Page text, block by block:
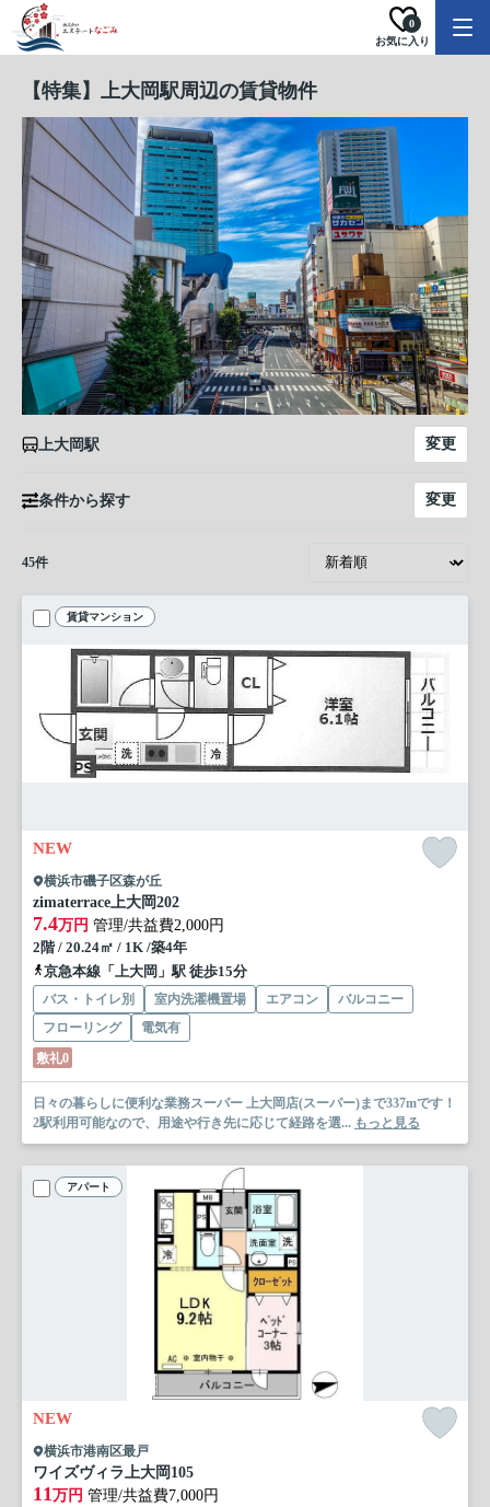
お気に入り
0
【特集】上大岡駅周辺の賃貸物件
上大岡駅 変更
条件から探す 変更
45件
賃貸マンション
NEW
横浜市磯子区森が丘
zimaterrace上大岡202
7.4万円 管理/共益費2,000円
2階 / 20.24㎡ / 1K /築4年
京急本線「上大岡」駅 徒歩15分
バス・トイレ別 室内洗濯機置場 エアコン
バルコニー
フローリング
電気有
敷礼0
日々の暮らしに便利な業務スーパー 上大岡店(スーパー)まで337mです！
2駅利用可能なので、用途や行き先に応じて経路を選... もっと見る
アパート
NEW
横浜市港南区最戸
ワイズヴィラ上大岡 105
11万円 管理/共益費7,000円